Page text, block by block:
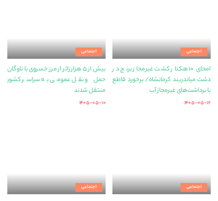
اجتماعی
امحای ۱۰ هکتار کشت غیرمجاز برنج در
دشت میاندربند کرمانشاه/ برخورد قاطع
با برداشت‌های غیرمجاز آب
۱۴۰۵-۰۵-۱۲
اجتماعی
بیش از ۵ هزار زائر از مرز خسروی با ناوگان
حمل‌ و نقل عمومی به سراسر کشور
منتقل شدند
۱۴۰۵-۰۵-۱۰
اجتماعی اجتماعی